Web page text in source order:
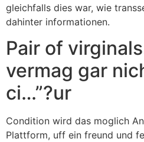
gleichfalls dies war, wie
dahinter informationen.
Pair of
vermag gar
ci…”?ur
Condition wird das moglich
Plattform, uff ein freund und